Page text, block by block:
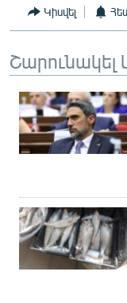
ՀԵՏԵՎԵՔ ՄԵԶ
«Ազատության»
Կիսվել
Շարունակել